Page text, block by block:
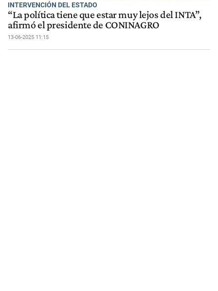
INTERVENCIÓN DEL ESTADO
“La política tiene que estar muy lejos del INTA”,
afirmó el presidente de CONINAGRO
13-06-2025 11:15